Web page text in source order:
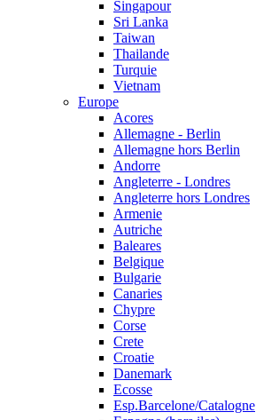
Singapour
Sri Lanka
Taiwan
Thailande
Turquie
Vietnam
Europe
Acores
Allemagne - Berlin
Allemagne hors Berlin
Andorre
Angleterre - Londres
Angleterre hors Londres
Armenie
Autriche
Baleares
Belgique
Bulgarie
Canaries
Chypre
Corse
Crete
Croatie
Danemark
Ecosse
Esp.Barcelone/Catalogne